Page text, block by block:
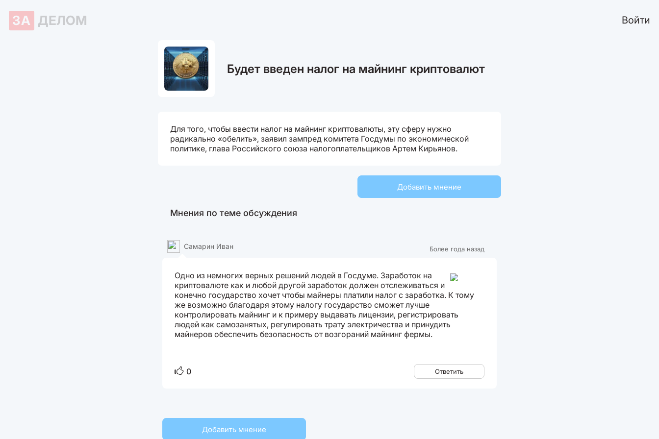
ЗА ДЕЛОМ Войти
Будет введен налог на майнинг криптовалют
Для того, чтобы ввести налог на майнинг криптовалюты, эту сферу нужно
радикально «обелить», заявил зампред комитета Госдумы по экономической
политике, глава Российского союза налогоплательщиков Артем Кирьянов.
Добавить мнение
Мнения по теме обсуждения
Более года назад
Самарин Иван
Одно из немногих верных решений людей в Госдуме. Заработок на
криптовалюте как и любой другой заработок должен отслеживаться и
конечно государство хочет чтобы майнеры платили налог с заработка. К тому
же возможно благодаря этому налогу государство сможет лучше
контролировать майнинг и к примеру выдавать лицензии, регистрировать
людей как самозанятых, регулировать трату электричества и принудить
майнеров обеспечить безопасность от возгораний майнинг фермы.
0 Ответить
Добавить мнение